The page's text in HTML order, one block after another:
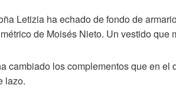
Letizia ha echado de fondo de
de Moisés Nieto. Un vestido que
cambiado los complementos que en el
lazo.